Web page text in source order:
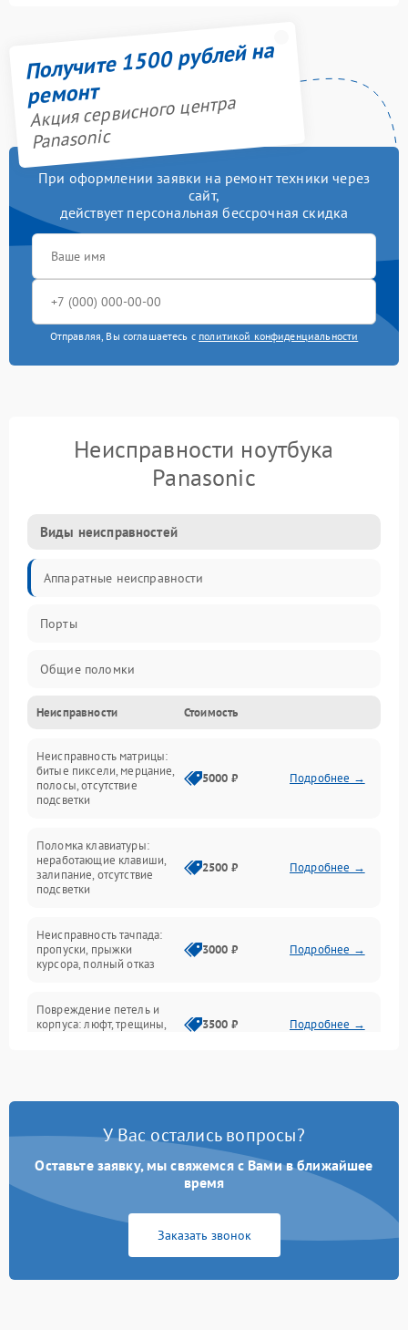
Получите 1500 рублей на
ремонт
Акция сервисного центра
Panasonic
При оформлении заявки на ремонт техники через
сайт,
действует персональная бессрочная скидка
Отправляя, Вы соглашаетесь с политикой конфиденциальности
Неисправности ноутбука
Panasonic
Виды неисправностей
Аппаратные неисправности
Порты
Общие поломки
Устройства
Программные ошибки
Электрические и системные сбои
Интерфейсные проблемы
Батарея
Сеть и интернет
Неисправности Стоимость
Неисправность матрицы:
битые пиксели, мерцание,
полосы, отсутствие
подсветки
5000 ₽ Подробнее →
Поломка клавиатуры:
неработающие клавиши,
залипание, отсутствие
подсветки
2500 ₽ Подробнее →
Неисправность тачпада:
пропуски, прыжки
курсора, полный отказ
3000 ₽ Подробнее →
Повреждение петель и
корпуса: люфт, трещины,
3500 ₽ Подробнее →
быстрая разрядка,
2500 ₽ Подробнее →
Неисправность зарядного
питания
2000 ₽ Подробнее →
неисправности кулера
У Вас остались вопросы?
Оставьте заявку, мы свяжемся с Вами в ближайшее
время
Заказать звонок